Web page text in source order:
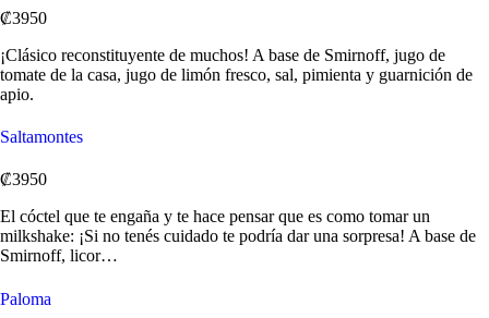
₡3950
¡Clásico reconstituyente de muchos! A base de Smirnoff, jugo de
tomate de la casa, jugo de limón fresco, sal, pimienta y guarnición de
apio.
Saltamontes
₡3950
El cóctel que te engaña y te hace pensar que es como tomar un
milkshake: ¡Si no tenés cuidado te podría dar una sorpresa! A base de
Smirnoff, licor…
Paloma